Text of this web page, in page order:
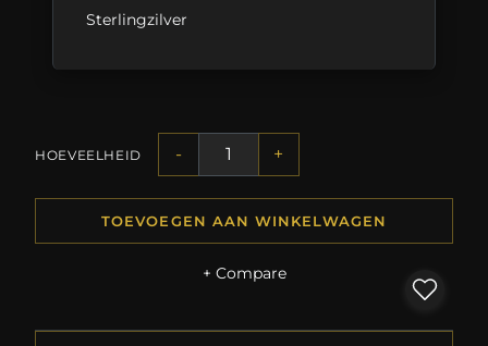
Sterlingzilver
HOEVEELHEID - +
TOEVOEGEN AAN WINKELWAGEN
+ Compare